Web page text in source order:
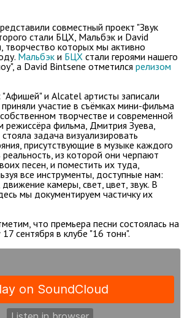
совместный проект "Звук
стали БЦХ, Мальбэк и David
творчество которых мы активно
Мальбэк и БЦХ стали героями нашего
а David Bintsene отметился релизом
"Афишей" и Alcatel артисты записали
участие в съёмках мини-фильма
творчестве и современной
режиссёра фильма, Дмитрия Зуева,
задача визуализировать
присутствующие в музыке каждого
реальность, из которой они черпают
песен, и поместить их туда,
все инструменты, доступные нам:
камеры, свет, цвет, звук. В
мы документируем частичку их
что премьера песни состоялась на
сентября в клубе "16 тонн".